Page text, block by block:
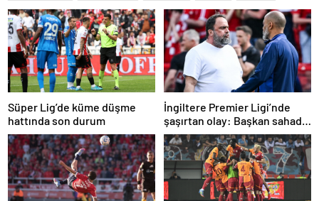
Süper Lig’de küme düşme
hattında son durum
İngiltere Premier Ligi’nde
şaşırtan olay: Başkan sahada
teknik direktörle tartıştı